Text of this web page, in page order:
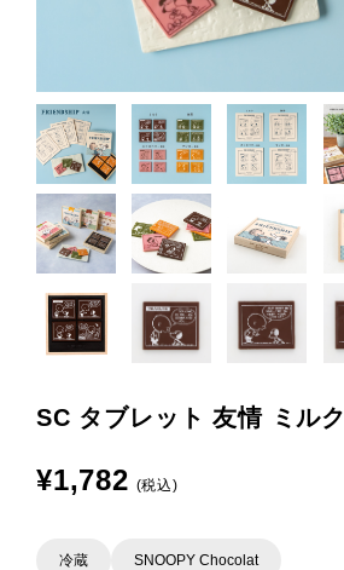
SC タブレット 友情 ミルク
¥1,782 (税込)
冷蔵 SNOOPY Chocolat